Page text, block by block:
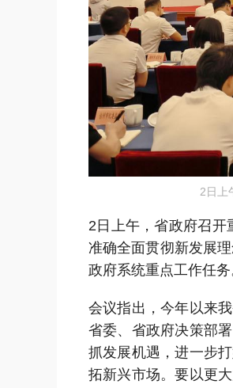
2日上
2日上午，省政府召开
准确全面贯彻新发展
政府系统重点工作任
会议指出，今年以来
省委、省政府决策部
抓发展机遇，进一步
拓新兴市场。要以更